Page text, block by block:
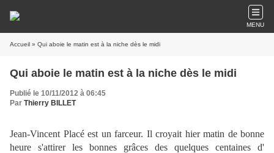
MENU
Accueil » Qui aboie le matin est à la niche dès le midi
Qui aboie le matin est à la niche dès le midi
Publié le 10/11/2012 à 06:45
Par Thierry BILLET
Jean-Vincent Placé est un farceur. Il croyait hier matin de bonne
heure s'attirer les bonnes grâces des quelques centaines d'